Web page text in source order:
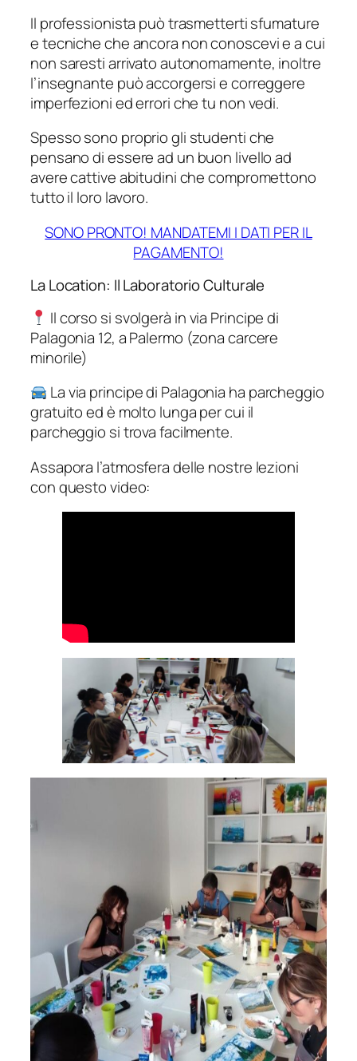
Il professionista può trasmetterti sfumature
e tecniche che ancora non conoscevi e a cui
non saresti arrivato autonomamente, inoltre
l’insegnante può accorgersi e correggere
imperfezioni ed errori che tu non vedi.
Spesso sono proprio gli studenti che
pensano di essere ad un buon livello ad
avere cattive abitudini che compromettono
tutto il loro lavoro.
SONO PRONTO! MANDATEMI I DATI PER IL
PAGAMENTO!
La Location: Il Laboratorio Culturale
Il corso si svolgerà in via Principe di
Palagonia 12, a Palermo (zona carcere
minorile)
La via principe di Palagonia ha parcheggio
gratuito ed è molto lunga per cui il
parcheggio si trova facilmente.
Assapora l’atmosfera delle nostre lezioni
con questo video: